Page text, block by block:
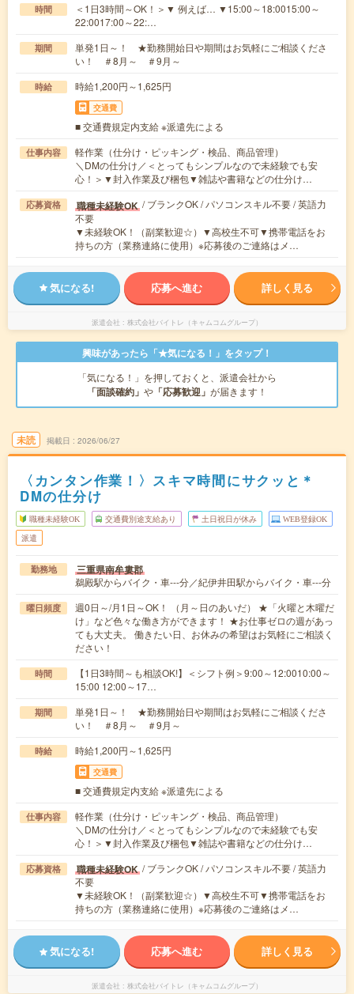
時間
＜1日3時間～OK！＞▼ 例えば… ▼15:00～18:0015:00～
22:0017:00～22:…
期間
単発1日～！ ★勤務開始日や期間はお気軽にご相談くださ
い！ ＃8月～ ＃9月～
時給 時給1,200円～1,625円
交通費
■ 交通費規定内支給 ※派遣先による
仕事内容
軽作業（仕分け・ピッキング・検品、商品管理）
＼DMの仕分け／＜とってもシンプルなので未経験でも安
心！＞▼封入作業及び梱包▼雑誌や書籍などの仕分け…
応募資格 職種未経験OK / ブランクOK / パソコンスキル不要 / 英語力
不要
▼未経験OK！（副業歓迎☆）▼高校生不可▼携帯電話をお
持ちの方（業務連絡に使用）※応募後のご連絡はメ…
気になる! 応募へ進む 詳しく見る
派遣会社 株式会社バイトレ（キャムコムグループ）
興味があったら「★気になる！」をタップ！
「気になる！」を押しておくと、派遣会社から
「面談確約」 や 「応募歓迎」 が届きます！
未読 掲載日 2026/06/27
〈カンタン作業！〉スキマ時間にサクッと＊
DMの仕分け
職種未経験OK 交通費別途支給あり 土日祝日が休み WEB登録OK
派遣
勤務地 三重県南牟婁郡
鵜殿駅からバイク・車---分／紀伊井田駅からバイク・車---分
曜日頻度
週0日～/月1日～OK！ （月～日のあいだ） ★「火曜と木曜だ
け」など色々な働き方ができます！ ★お仕事ゼロの週があっ
ても大丈夫。 働きたい日、お休みの希望はお気軽にご相談く
ださい！
時間
【1日3時間～も相談OK!】＜シフト例＞9:00～12:0010:00～
15:00 12:00～17…
期間
単発1日～！ ★勤務開始日や期間はお気軽にご相談くださ
い！ ＃8月～ ＃9月～
時給 時給1,200円～1,625円
交通費
■ 交通費規定内支給 ※派遣先による
仕事内容
軽作業（仕分け・ピッキング・検品、商品管理）
＼DMの仕分け／＜とってもシンプルなので未経験でも安
心！＞▼封入作業及び梱包▼雑誌や書籍などの仕分け…
応募資格 職種未経験OK / ブランクOK / パソコンスキル不要 / 英語力
不要
▼未経験OK！（副業歓迎☆）▼高校生不可▼携帯電話をお
持ちの方（業務連絡に使用）※応募後のご連絡はメ…
気になる! 応募へ進む 詳しく見る
派遣会社 株式会社バイトレ（キャムコムグループ）